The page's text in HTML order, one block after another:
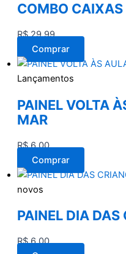
COMBO
R$29,99
Comprar
Lançamentos
PAINEL VOLTA
MAR
R$6,00
Comprar
novos
PAINEL DIA DAS
R$6,00